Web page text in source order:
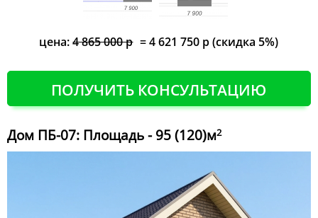
цена:4 865 000 р = 4 621 750 р (скидка 5%)
ПОЛУЧИТЬ КОНСУЛЬТАЦИЮ
Дом ПБ-07: Площадь - 95 (120)м2